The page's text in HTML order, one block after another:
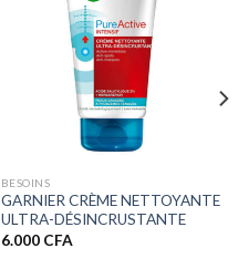
BESOINS
GARNIER CRÈME NETTOYANTE
ULTRA-DÉSINCRUSTANTE
6.000 CFA